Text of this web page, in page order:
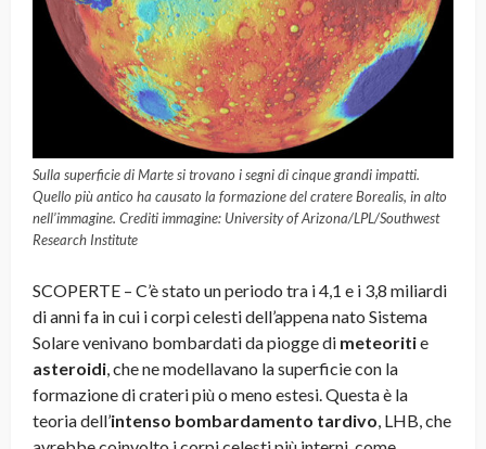
Sulla superficie di Marte si trovano i segni di cinque grandi impatti.
Quello più antico ha causato la formazione del cratere Borealis, in alto
nell’immagine. Crediti immagine: University of Arizona/LPL/Southwest
Research Institute
SCOPERTE – C’è stato un periodo tra i 4,1 e i 3,8 miliardi
di anni fa in cui i corpi celesti dell’appena nato Sistema
Solare venivano bombardati da piogge di meteoritie
asteroidi, che ne modellavano la superficie con la
formazione di crateri più o meno estesi. Questa è la
teoria dell’intenso bombardamento tardivo, LHB, che